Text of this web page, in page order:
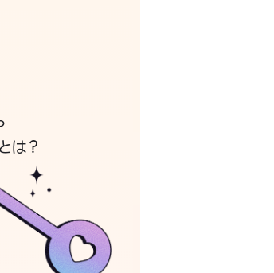
は？